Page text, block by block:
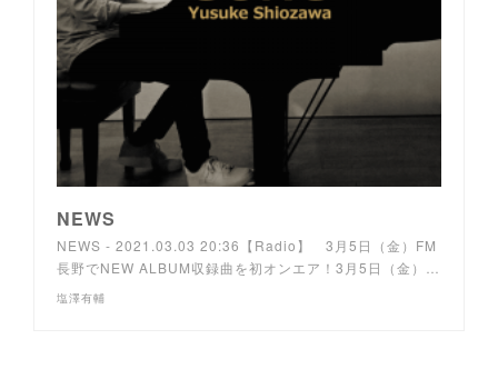
NEWS
NEWS - 2021.03.03 20:36【Radio】 3月5日（金）FM
長野でNEW ALBUM収録曲を初オンエア！3月5日（金）…
塩澤有輔